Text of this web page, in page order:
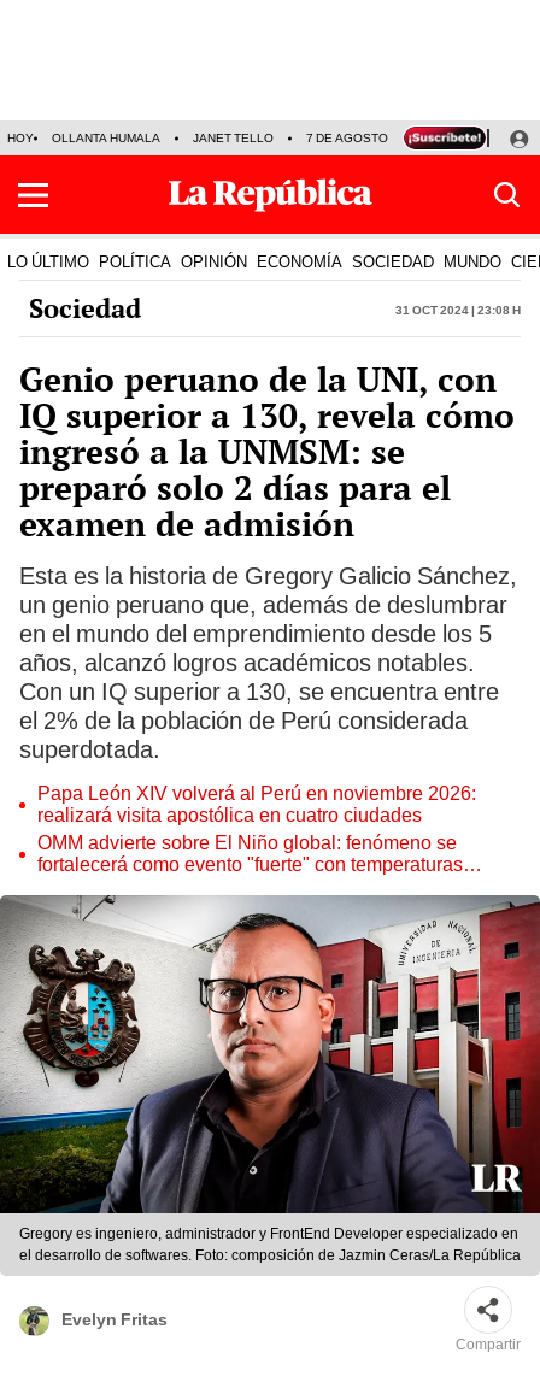
HOY OLLANTA HUMALA JANET TELLO 7 DE AGOSTO TINKA RESULTADOS
LO ÚLTIMO POLÍTICA OPINIÓN ECONOMÍA SOCIEDAD MUNDO
Sociedad 31 Oct 2024 | 23:08 h
Genio peruano de la UNI, con
IQ superior a 130, revela cómo
ingresó a la UNMSM: se
preparó solo 2 días para el
examen de admisión
Esta es la historia de Gregory Galicio Sánchez,
un genio peruano que, además de deslumbrar
en el mundo del emprendimiento desde los 5
años, alcanzó logros académicos notables.
Con un IQ superior a 130, se encuentra entre
el 2% de la población de Perú considerada
superdotada.
Papa León XIV volverá al Perú en noviembre 2026:
realizará visita apostólica en cuatro ciudades
OMM advierte sobre El Niño global: fenómeno se
fortalecerá como evento "fuerte" con temperaturas
Gregory es ingeniero, administrador y FrontEnd Developer especializado en
el desarrollo de softwares. Foto: composición de Jazmin Ceras/La República
Evelyn Fritas
Compartir